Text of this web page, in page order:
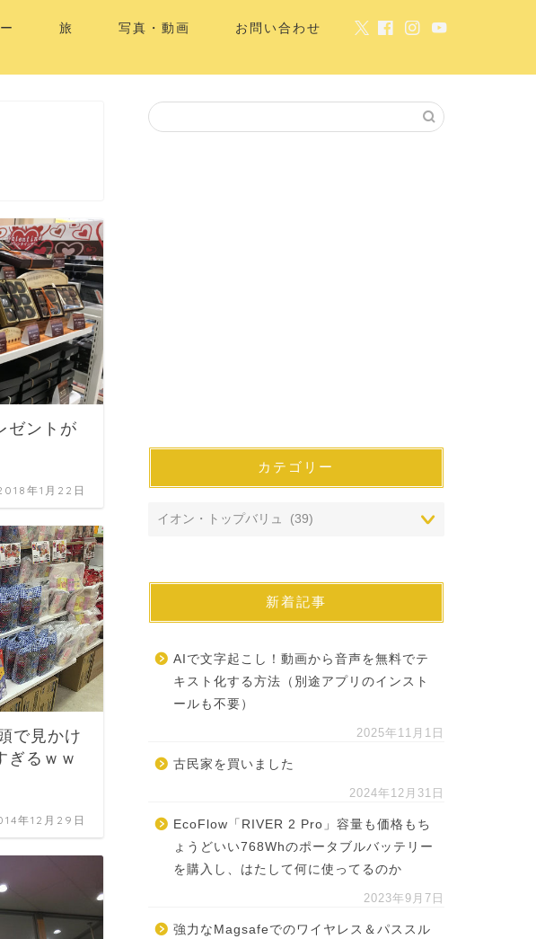
旅 写真・動画 お問い合わせ
ゼントが
年1月22日
で見かけ
ぎるｗｗ
年12月29日
カテゴリー
新着記事
AIで文字起こし！動画から音声を無料でテ
キスト化する方法（別途アプリのインスト
ールも不要）
2025年11月1日
古民家を買いました
2024年12月31日
EcoFlow「RIVER 2 Pro」容量も価格もち
ょうどいい768Whのポータブルバッテリー
を購入し、はたして何に使ってるのか
2023年9月7日
強力なMagsafeでのワイヤレス＆パススル